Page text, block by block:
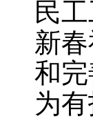
民
新
和
为